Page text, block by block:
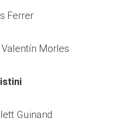
Ferrer
Morles
Guinand